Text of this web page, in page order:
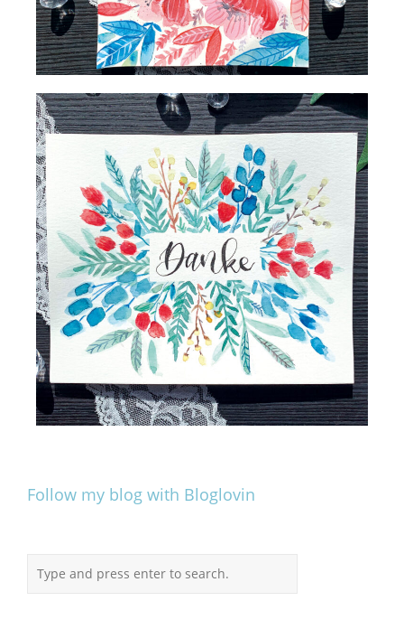
Follow my blog with Bloglovin